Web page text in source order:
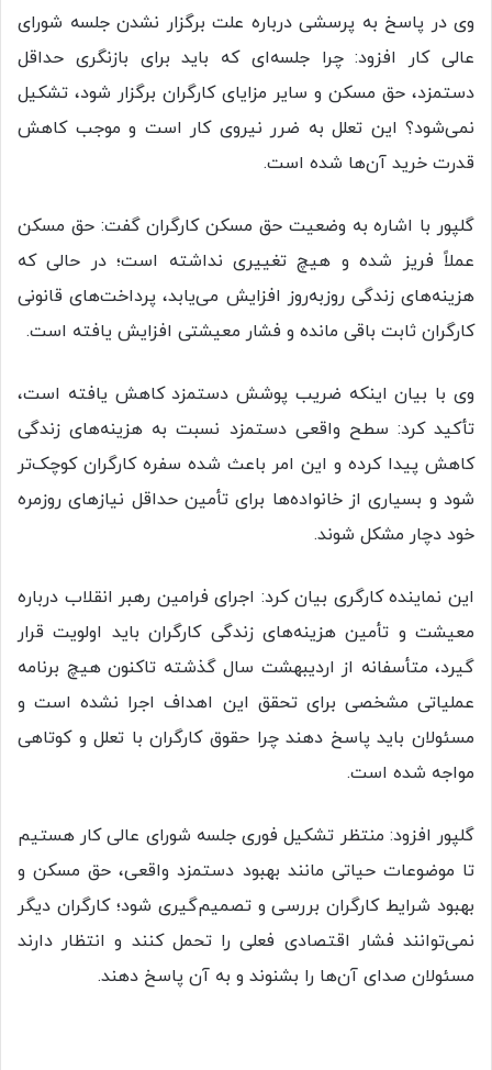
وی در پاسخ به پرسشی درباره علت برگزار نشدن جلسه شورای
عالی کار افزود: چرا جلسه‌ای که باید برای بازنگری حداقل
دستمزد، حق مسکن و سایر مزایای کارگران برگزار شود، تشکیل
نمی‌شود؟ این تعلل به ضرر نیروی کار است و موجب کاهش
قدرت خرید آن‌ها شده است.
گلپور با اشاره به وضعیت حق مسکن کارگران گفت: حق مسکن
عملاً فریز شده و هیچ تغییری نداشته است؛ در حالی که
هزینه‌های زندگی روزبه‌روز افزایش می‌یابد، پرداخت‌های قانونی
کارگران ثابت باقی مانده و فشار معیشتی افزایش یافته است.
وی با بیان اینکه ضریب پوشش دستمزد کاهش یافته است،
تأکید کرد: سطح واقعی دستمزد نسبت به هزینه‌های زندگی
کاهش پیدا کرده و این امر باعث شده سفره کارگران کوچک‌تر
شود و بسیاری از خانواده‌ها برای تأمین حداقل نیازهای روزمره
خود دچار مشکل شوند.
این نماینده کارگری بیان کرد: اجرای فرامین رهبر انقلاب درباره
معیشت و تأمین هزینه‌های زندگی کارگران باید اولویت قرار
گیرد، متأسفانه از اردیبهشت سال گذشته تاکنون هیچ برنامه
عملیاتی مشخصی برای تحقق این اهداف اجرا نشده است و
مسئولان باید پاسخ دهند چرا حقوق کارگران با تعلل و کوتاهی
مواجه شده است.
گلپور افزود:‌ منتظر تشکیل فوری جلسه شورای عالی کار هستیم
تا موضوعات حیاتی مانند بهبود دستمزد واقعی، حق مسکن و
بهبود شرایط کارگران بررسی و تصمیم‌گیری شود؛ کارگران دیگر
نمی‌توانند فشار اقتصادی فعلی را تحمل کنند و انتظار دارند
مسئولان صدای آن‌ها را بشنوند و به آن پاسخ دهند.